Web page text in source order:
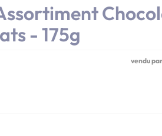
- 175g
vendu par